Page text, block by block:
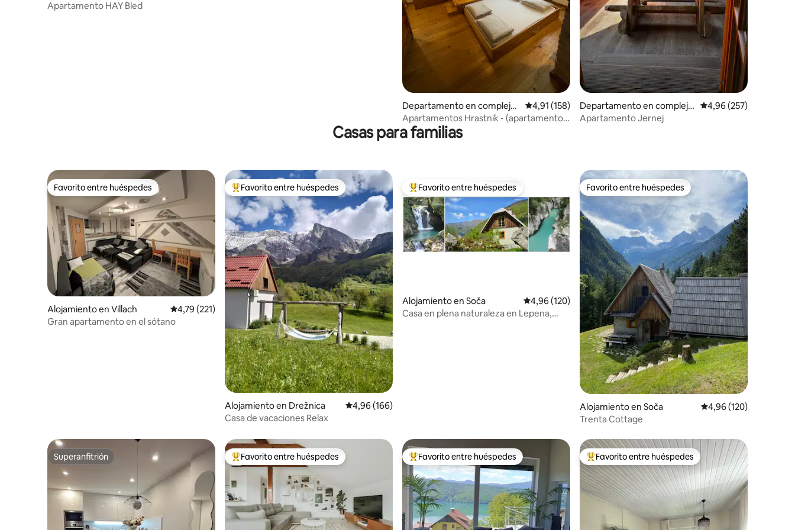
residencial en Bled
Apartamento HAY Bled
Departamento en complejo
residencial en Bohinjska Bela
Calificación promedio: 4,91 de 5. 158 evaluaciones
4,91 (158)
Apartamentos Hrastnik - (apartamento
2)
Departamento en complejo
residencial en Bohinjsko jeze
Calificación promedio:
4,96 (257)
Apartamento Jernej
Casas para familias
Favorito entre huéspedes
Favorito entre huéspedes
Alojamiento en Villach Calificación promedio: 4,79 de 5. 221 evaluaciones
4,79 (221)
Gran apartamento en el sótano
Favorito entre los huéspedes más destacados
Favorito entre huéspedes
Alojamiento en Drežnica Calificación promedio: 4,96 de 5. 166 evaluaciones
4,96 (166)
Casa de vacaciones Relax
Favorito entre los huéspedes más destacados
Favorito entre huéspedes
Alojamiento en Soča Calificación promedio: 4,96 de 5. 120 evaluaciones
4,96 (120)
Casa en plena naturaleza en Lepena,
Favorito entre huéspedes
Favorito entre huéspedes
Alojamiento en Soča Calificación promedio:
4,96 (120)
Trenta Cottage
Superanfitrión
Superanfitrión Favorito entre los huéspedes más destacados
Favorito entre huéspedes Favorito entre los huéspedes más destacados
Favorito entre huéspedes Favorito entre los huéspedes más destacados
Favorito entre huéspedes